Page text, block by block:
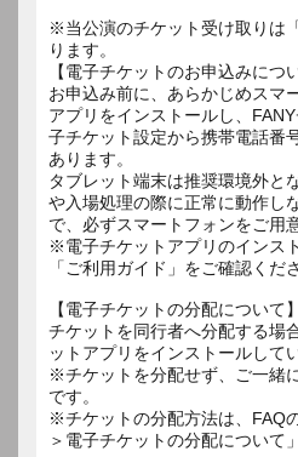
※当公演のチケット受け取りは
ります。
【電子チケットのお申込みにつ
お申込み前に、あらかじめスマ
アプリをインストールし、
子チケット設定から携帯電話番
あります。
タブレット端末は推奨環境外と
や入場処理の際に正常に動作し
で、必ずスマートフォンをご用
※電子チケットアプリのインス
「ご利用ガイド」をご確認くだ
【電子チケットの分配について】
チケットを同行者へ分配する場
ットアプリをインストールして
※チケットを分配せず、ご一緒
です。
※チケットの分配方法は、FAQ
＞電子チケットの分配について